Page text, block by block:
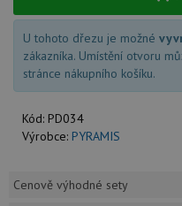
U tohoto dřezu je možné
zákazníka. Umístění otvoru
stránce nákupního košíku.
Kód: PD034
Výrobce: PYRAMIS
Cenově výhodné sety